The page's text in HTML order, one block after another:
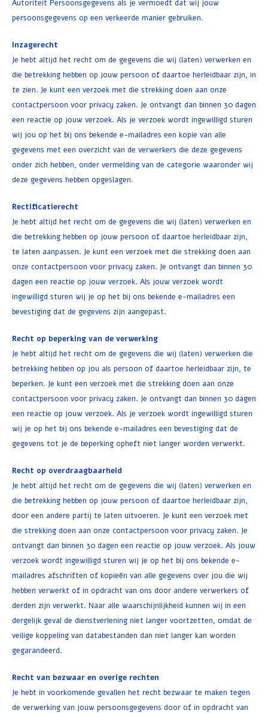
Autoriteit Persoonsgegevens als je vermoedt dat wij jouw
persoonsgegevens op een verkeerde manier gebruiken.
Inzagerecht
Je hebt altijd het recht om de gegevens die wij (laten) verwerken en
die betrekking hebben op jouw persoon of daartoe herleidbaar zijn, in
te zien. Je kunt een verzoek met die strekking doen aan onze
contactpersoon voor privacy zaken. Je ontvangt dan binnen 30 dagen
een reactie op jouw verzoek. Als je verzoek wordt ingewilligd sturen
wij jou op het bij ons bekende e-mailadres een kopie van alle
gegevens met een overzicht van de verwerkers die deze gegevens
onder zich hebben, onder vermelding van de categorie waaronder wij
deze gegevens hebben opgeslagen.
Rectificatierecht
Je hebt altijd het recht om de gegevens die wij (laten) verwerken en
die betrekking hebben op jouw persoon of daartoe herleidbaar zijn,
te laten aanpassen. Je kunt een verzoek met die strekking doen aan
onze contactpersoon voor privacy zaken. Je ontvangt dan binnen 30
dagen een reactie op jouw verzoek. Als jouw verzoek wordt
ingewilligd sturen wij je op het bij ons bekende e-mailadres een
bevestiging dat de gegevens zijn aangepast.
Recht op beperking van de verwerking
Je hebt altijd het recht om de gegevens die wij (laten) verwerken die
betrekking hebben op jou als persoon of daartoe herleidbaar zijn, te
beperken. Je kunt een verzoek met die strekking doen aan onze
contactpersoon voor privacy zaken. Je ontvangt dan binnen 30 dagen
een reactie op jouw verzoek. Als je verzoek wordt ingewilligd sturen
wij je op het bij ons bekende e-mailadres een bevestiging dat de
gegevens tot je de beperking opheft niet langer worden verwerkt.
Recht op overdraagbaarheid
Je hebt altijd het recht om de gegevens die wij (laten) verwerken en
die betrekking hebben op jouw persoon of daartoe herleidbaar zijn,
door een andere partij te laten uitvoeren. Je kunt een verzoek met
die strekking doen aan onze contactpersoon voor privacy zaken. Je
ontvangt dan binnen 30 dagen een reactie op jouw verzoek. Als jouw
verzoek wordt ingewilligd sturen wij je op het bij ons bekende e-
mailadres afschriften of kopieën van alle gegevens over jou die wij
hebben verwerkt of in opdracht van ons door andere verwerkers of
derden zijn verwerkt. Naar alle waarschijnlijkheid kunnen wij in een
dergelijk geval de dienstverlening niet langer voortzetten, omdat de
veilige koppeling van databestanden dan niet langer kan worden
gegarandeerd.
Recht van bezwaar en overige rechten
Je hebt in voorkomende gevallen het recht bezwaar te maken tegen
de verwerking van jouw persoonsgegevens door of in opdracht van